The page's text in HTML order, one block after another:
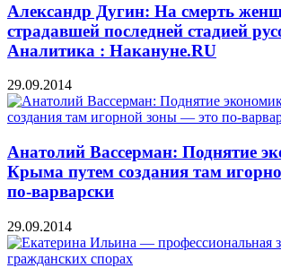
Александр Дугин: На смерть
страдавшей последней стадией
Аналитика : Накануне.RU
29.09.2014
Анатолий Вассерман: Поднятие
Крыма путем создания там
по-варварски
29.09.2014